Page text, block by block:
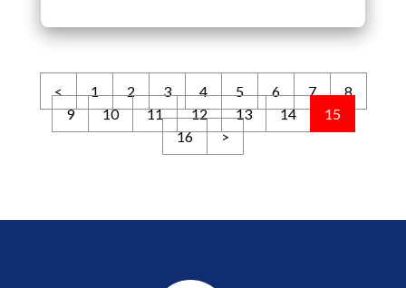
< 1 2 3 4 5 6 7
8
9
10 11 12 13 14
15
16
>